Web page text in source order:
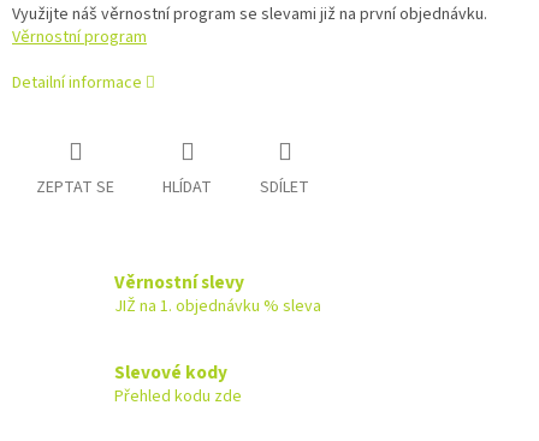
Využijte náš věrnostní program se slevami již na první objednávku.
Věrnostní program
Detailní informace
ZEPTAT SE HLÍDAT SDÍLET
Věrnostní slevy
JIŽ na 1. objednávku % sleva
Slevové kody
Přehled kodu zde